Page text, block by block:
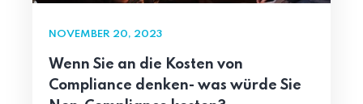
NOVEMBER 20, 2023
Wenn Sie an die Kosten von
Compliance denken- was würde Sie